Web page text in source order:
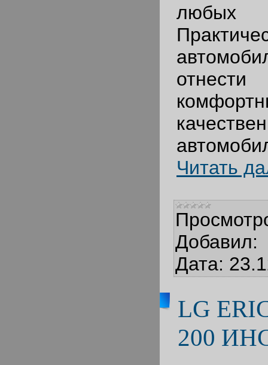
любых
Читать
Добавил:
Дата:
LG
200